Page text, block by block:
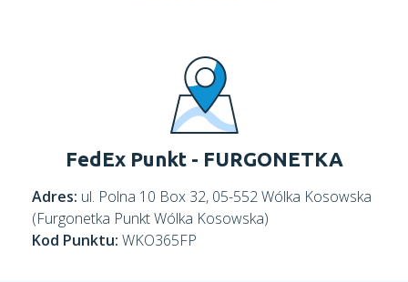
FedEx Punkt - FURGONETKA
Adres: ul. Polna 10 Box 32, 05-552 Wólka Kosowska
(Furgonetka Punkt Wólka Kosowska)
Kod Punktu: WKO365FP